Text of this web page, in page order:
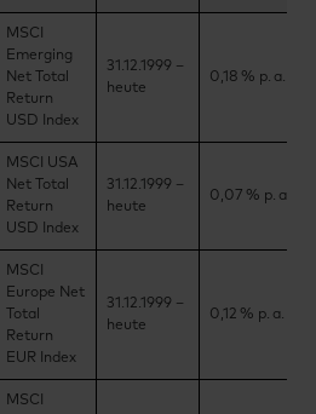
MSCI
Emerging
Net Total
Return
USD Index
31.12.1999 –
heute
0,18 % p. a.
MSCI USA
Net Total
Return
USD Index
31.12.1999 –
heute
0,07 % p. a.
MSCI
Europe Net
Total
Return
EUR Index
31.12.1999 –
heute
0,12 % p. a.
MSCI